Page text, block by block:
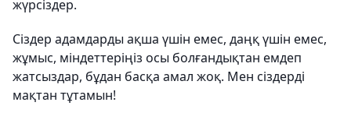
жүрсіздер.
Сіздер адамдарды ақша үшін емес, даңқ үшін емес,
жұмыс, міндеттеріңіз осы болғандықтан емдеп
жатсыздар, бұдан басқа амал жоқ. Мен сіздерді
мақтан тұтамын!